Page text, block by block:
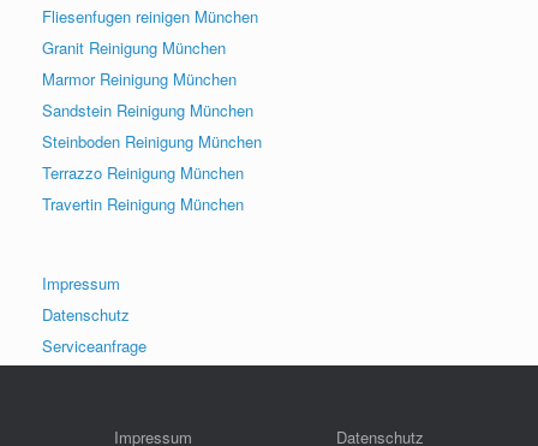
Fliesenfugen reinigen München
Granit Reinigung München
Marmor Reinigung München
Sandstein Reinigung München
Steinboden Reinigung München
Terrazzo Reinigung München
Travertin Reinigung München
Impressum
Datenschutz
Serviceanfrage
Impressum Datenschutz